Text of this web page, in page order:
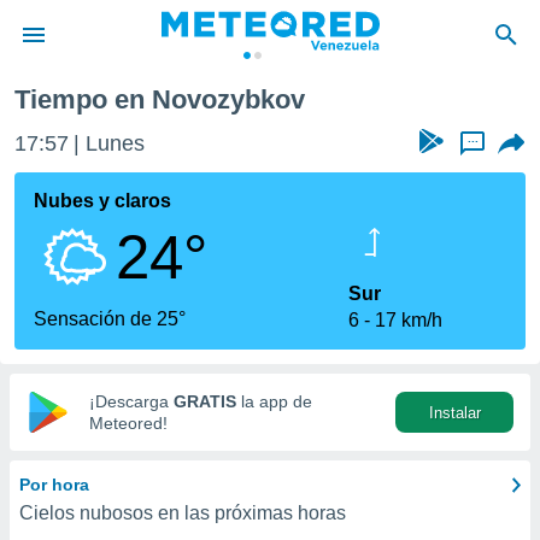
de
ha
calidad.
a este
las
y
digital
basada
Tiempo en Novozybkov
17:57 Lunes ...
Nubes y claros
24°
Sensación de 25°
Sur
6
17 km/h
¡Descarga GRATIS la app de
Meteored!
Instalar
Por hora
Cielos nubosos en las próximas horas